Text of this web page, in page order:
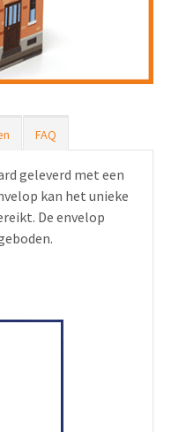
FAQ
geleverd met een
kan het unieke
De envelop